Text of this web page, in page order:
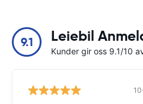
9.1 Leiebil
Kunder gir oss 9.1/10